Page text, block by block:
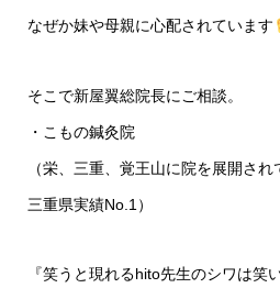
なぜか妹や母親に心配されています
そこで新屋翼総院長にご相談。
・こもの鍼灸院
（栄、三重、覚王山に院を展開さ
三重県実績No.1）
『笑うと現れるhito先生のシワは笑